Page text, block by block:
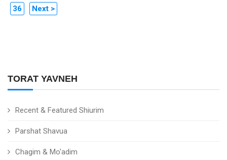
TORAT YAVNEH
Recent & Featured Shiurim
Parshat Shavua
Chagim & Mo'adim
36
Next >